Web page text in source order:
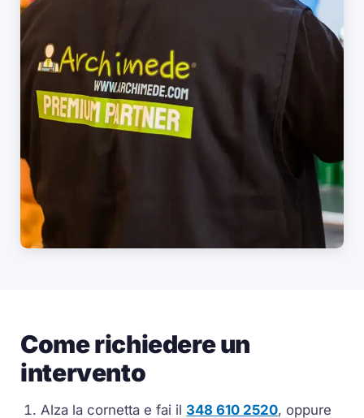
Come richiedere un
intervento
Alza la cornetta e fai il 348 610 2520, oppure